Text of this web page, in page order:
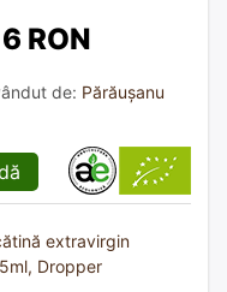
RON
de: Părăușanu